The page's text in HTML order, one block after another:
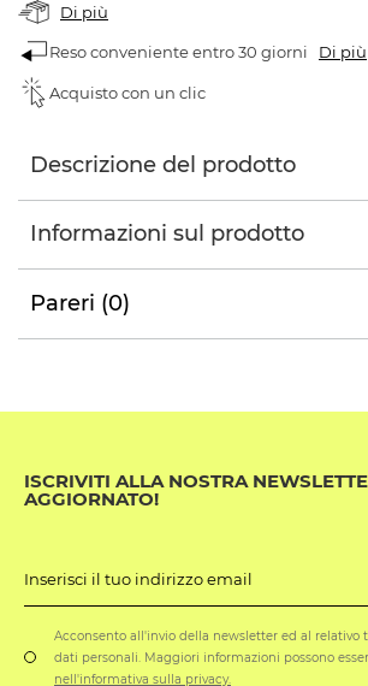
Di più
Reso conveniente entro 30 giorni Di più
Acquisto con un clic
Descrizione del prodotto
Informazioni sul prodotto
Pareri (0)
ISCRIVITI ALLA NOSTRA
AGGIORNATO!
Inserisci il tuo indirizzo email
Acconsento all'invio della newsletter ed al
dati personali. Maggiori informazioni possono
nell'informativa sulla privacy.